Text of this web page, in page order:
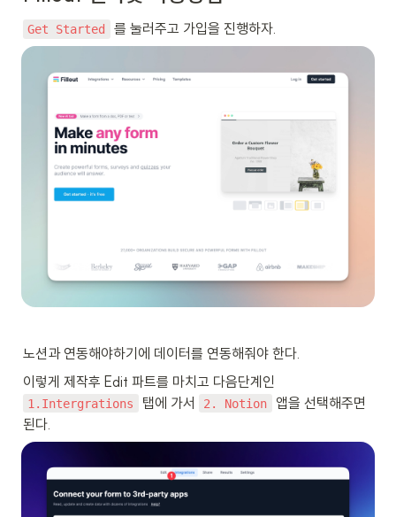
Get Started 를 눌러주고 가입을 진행하자.
노션과 연동해야하기에 데이터를 연동해줘야 한다.
1.Intergrations 탭에 가서 2. Notion
앱을 선택해주면
된다.